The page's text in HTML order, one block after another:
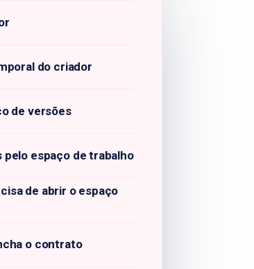
do criador
de versões
pelo espaço de trabalho
de abrir o espaço
o contrato